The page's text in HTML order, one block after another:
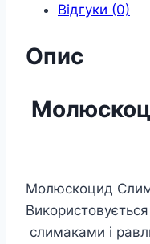
Відгуки (0)
Опис
Молюскоцид
слимаками і